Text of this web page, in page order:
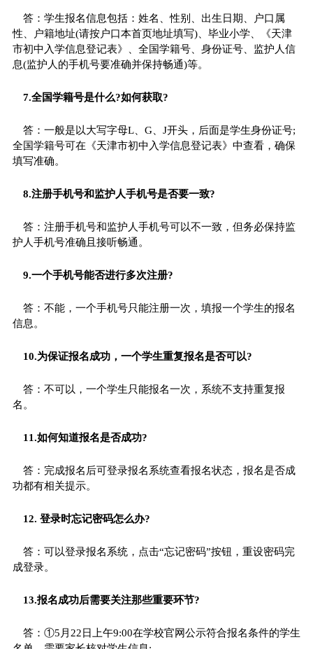
答：学生报名信息包括：姓名、性别、出生日期、户口属
性、户籍地址(请按户口本首页地址填写)、毕业小学、《天津
市初中入学信息登记表》、全国学籍号、身份证号、监护人信
息(监护人的手机号要准确并保持畅通)等。
7.全国学籍号是什么?如何获取?
答：一般是以大写字母L、G、J开头，后面是学生身份证号;
全国学籍号可在《天津市初中入学信息登记表》中查看，确保
填写准确。
8.注册手机号和监护人手机号是否要一致?
答：注册手机号和监护人手机号可以不一致，但务必保持监
护人手机号准确且接听畅通。
9.一个手机号能否进行多次注册?
答：不能，一个手机号只能注册一次，填报一个学生的报名
信息。
10.为保证报名成功，一个学生重复报名是否可以?
答：不可以，一个学生只能报名一次，系统不支持重复报
名。
11.如何知道报名是否成功?
答：完成报名后可登录报名系统查看报名状态，报名是否成
功都有相关提示。
12. 登录时忘记密码怎么办?
答：可以登录报名系统，点击“忘记密码”按钮，重设密码完
成登录。
13.报名成功后需要关注那些重要环节?
答：①5月22日上午9:00在学校官网公示符合报名条件的学生